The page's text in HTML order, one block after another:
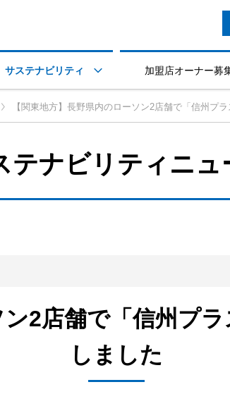
サステナビリティ  加盟店オーナー募
【関東地方】長野県内のローソン2店舗で「信州プ
テナビリティニュ
ン2店舗で「信州プ
しました